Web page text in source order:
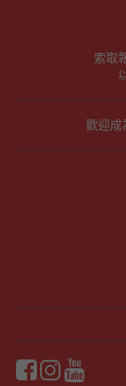
索取
歡迎成